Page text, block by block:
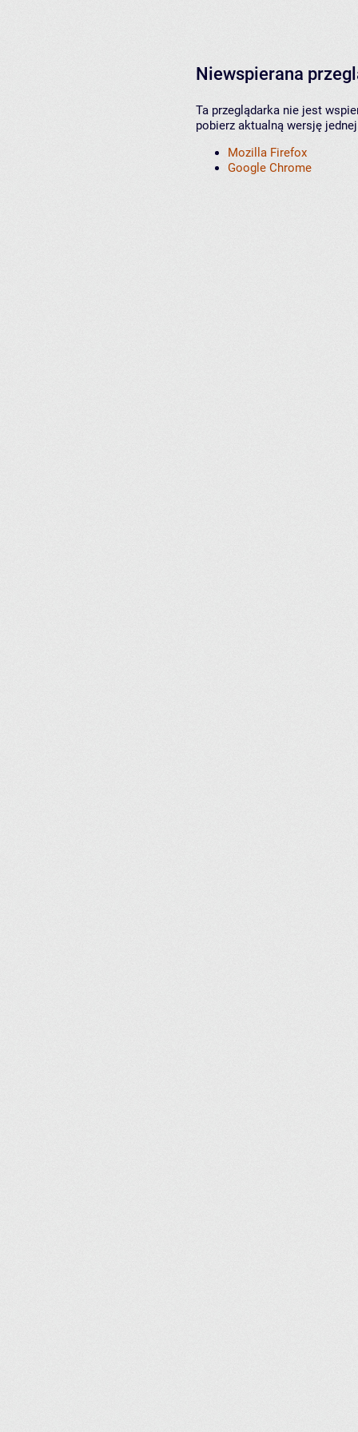
Niewspierana
Ta przeglądarka nie jest
pobierz aktualną wersję
Mozilla Firefox
Google Chrome